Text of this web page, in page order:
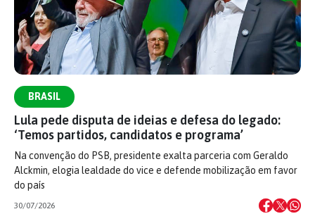
BRASIL
Lula pede disputa de ideias e defesa do legado:
‘Temos partidos, candidatos e programa’
Na convenção do PSB, presidente exalta parceria com Geraldo
Alckmin, elogia lealdade do vice e defende mobilização em favor
do país
30/07/2026